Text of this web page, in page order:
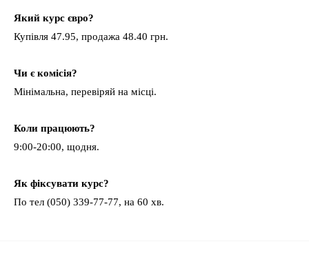
Який курс євро?
Купівля 47.95, продажа 48.40 грн.
Чи є комісія?
Мінімальна, перевіряй на місці.
Коли працюють?
9:00-20:00, щодня.
Як фіксувати курс?
По тел (050) 339-77-77, на 60 хв.